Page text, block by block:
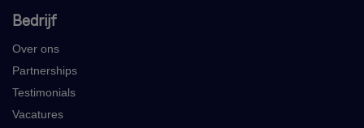
Bedrijf
Over ons
Partnerships
Testimonials
Vacatures